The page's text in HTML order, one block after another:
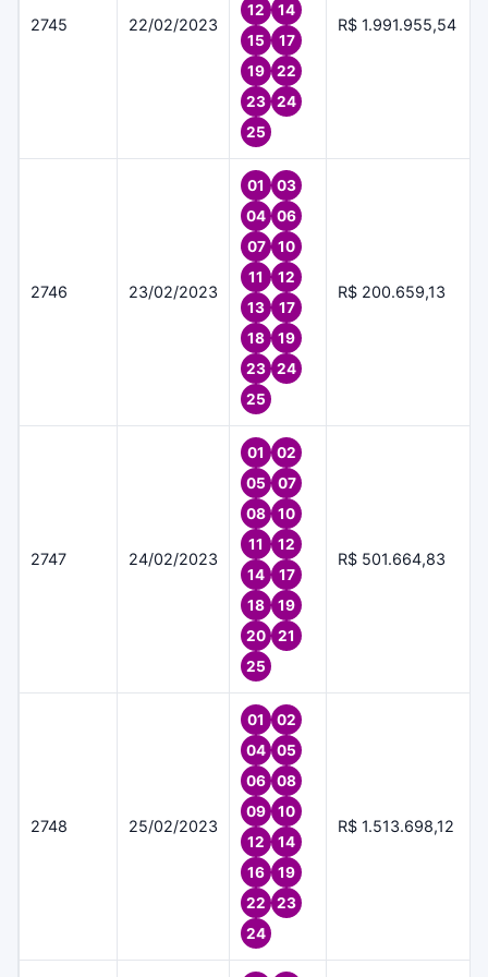
2745 22/02/2023
12
14
15
17
19
22
23
24
25
R$ 1.991.955,54
2746 23/02/2023
01
03
04
06
07
10
11
12
13
17
18
19
23
24
25
R$ 200.659,13
2747 24/02/2023
01
02
05
07
08
10
11
12
14
17
18
19
20
21
25
R$ 501.664,83
2748 25/02/2023
01
02
04
05
06
08
09
10
12
14
16
19
22
23
24
R$ 1.513.698,12